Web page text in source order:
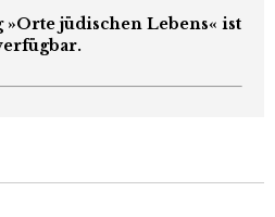
»Orte jüdischen Lebens« ist